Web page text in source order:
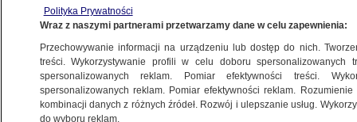
o rozszczelnieniu instalacji gazowej
ŁÓDŹ
W godzinach szczytu są tam ogromne
korki. Zamiast rogatek będzie tunel
Polityka Prywatności
Wraz z naszymi partnerami przetwarzamy dane w celu zapewnienia:
Przechowywanie informacji na urządzeniu lub dostęp do nich.
treści. Wykorzystywanie profili w celu doboru spersonalizowanych
spersonalizowanych reklam. Pomiar efektywności treści.
spersonalizowanych reklam. Pomiar efektywności reklam.
kombinacji danych z różnych źródeł. Rozwój i ulepszanie usług.
do wyboru reklam.